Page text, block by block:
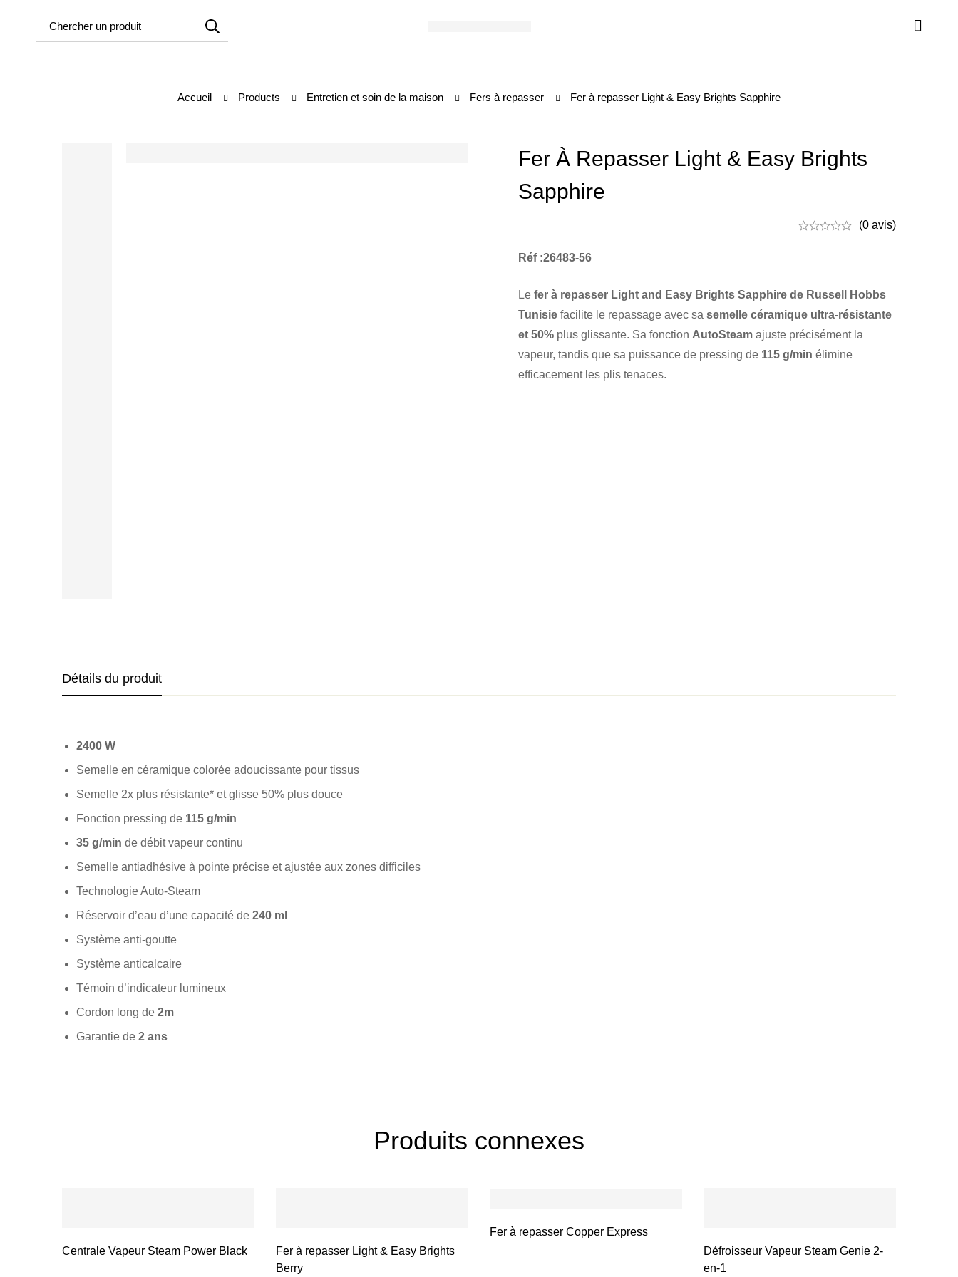
Accueil Products Entretien et soin de la maison Fers à repasser Fer à repasser Light & Easy Brights Sapphire
Fer À Repasser Light & Easy Brights
Sapphire
(0 avis)
Réf :26483-56
Le fer à repasser Light and Easy Brights Sapphire de Russell Hobbs
Tunisie facilite le repassage avec sa semelle céramique ultra-résistante
et 50% plus glissante. Sa fonction AutoSteam ajuste précisément la
vapeur, tandis que sa puissance de pressing de 115 g/min élimine
efficacement les plis tenaces.
Détails du produit
2400 W
Semelle en céramique colorée adoucissante pour tissus
Semelle 2x plus résistante* et glisse 50% plus douce
Fonction pressing de 115 g/min
35 g/min de débit vapeur continu
Semelle antiadhésive à pointe précise et ajustée aux zones difficiles
Technologie Auto-Steam
Réservoir d’eau d’une capacité de 240 ml
Système anti-goutte
Système anticalcaire
Témoin d’indicateur lumineux
Cordon long de 2m
Garantie de 2 ans
Produits connexes
Centrale Vapeur Steam Power Black
Fer à repasser Light & Easy Brights
Berry
Fer à repasser Copper Express
Défroisseur Vapeur Steam Genie 2-
en-1